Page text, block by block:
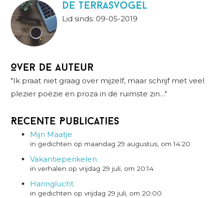
De Terrasvogel
Lid sinds: 09-05-2019
Over de auteur
"Ik praat niet graag over mijzelf, maar schrijf met veel
plezier poëzie en proza in de ruimste zin…"
Recente Publicaties
Mijn Maatje
in gedichten op maandag 29 augustus, om 14:20
Vakantieperikelen
in verhalen op vrijdag 29 juli, om 20:14
Haringlucht
in gedichten op vrijdag 29 juli, om 20:00